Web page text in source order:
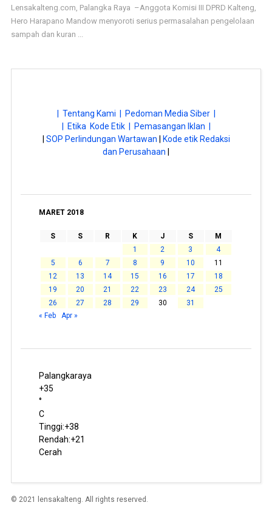
Lensakalteng.com, Palangka Raya –Anggota Komisi III DPRD Kalteng,
Hero Harapano Mandow menyoroti serius permasalahan pengelolaan
sampah dan kuran ...
| Tentang Kami |
Pedoman Media Siber |
| Etika Kode Etik |
Pemasangan Iklan |
SOP Perlindungan Wartawan
Kode etik Redaksi
dan Perusahaan
MARET 2018
S S R K J S
M
1
2 3
4
5
6 7 8 9 10
11
12
13 14 15 16 17
18
19
20 21 22 23 24
25
26
27 28 29 30
31
« Feb
Apr »
Palangkaraya
+35
°
C
Tinggi:+38
Rendah:+21
Cerah
© 2021 lensakalteng. All rights reserved.